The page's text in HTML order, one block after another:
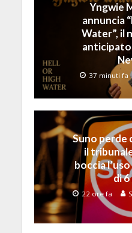
Yngwie
annuncia
Water”, il
anticipato
37 minuti fa
Suno perde
il
boccia
di
22 ore fa